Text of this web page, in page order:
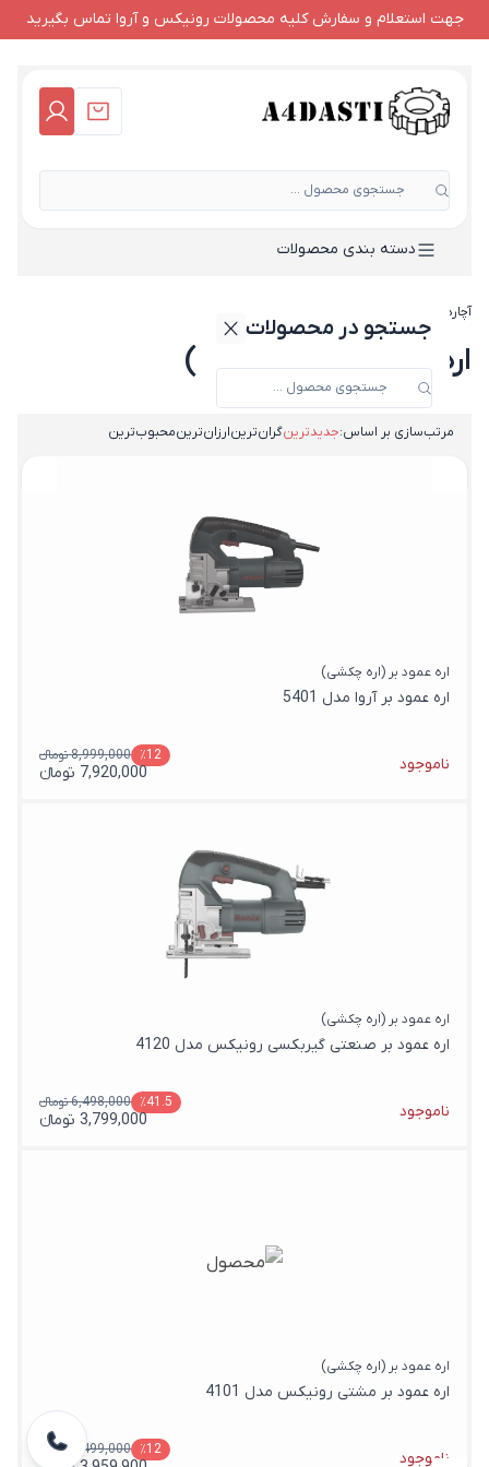
جهت استعلام و سفارش کلیه محصولات رونیکس و آروا تماس بگیرید
جستجوی محصول ...
جستجو در محصولات
دسته بندی محصولات
آچاردستی
اره عمود بر (اره چکشی)
مرتب‌سازی بر اساس:جدیدترینگران‌ترینارزان‌ترینمحبوب‌ترین
اره عمود بر (اره چکشی)
اره عمود بر آروا مدل 5401
ناموجود ٪12 8,999,000 تومانء
7,920,000 تومانء
اره عمود بر (اره چکشی)
اره عمود بر صنعتی گیربکسی رونیکس مدل 4120
ناموجود ٪41.5 6,498,000 تومانء
3,799,000 تومانء
اره عمود بر (اره چکشی)
اره عمود بر مشتی رونیکس مدل 4101
ناموجود ٪12 4,499,000 تومانء